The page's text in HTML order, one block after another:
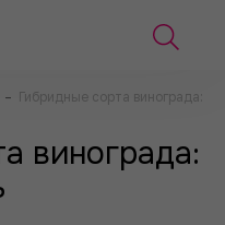
– Гибридные сорта винограда:
винограда: